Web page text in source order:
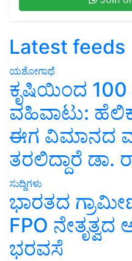
Latest feeds
ಯಶೋಗಾಥೆ
ಕೃಷಿಯಿಂದ
ವಹಿವಾಟು:
ಈಗ ವಿಮಾನದ
ತರಲಿದ್ದಾರೆ ಡಾ.
ಸುದ್ದಿಗಳು
ಭಾರತದ
FPO
ಭರವಸೆ